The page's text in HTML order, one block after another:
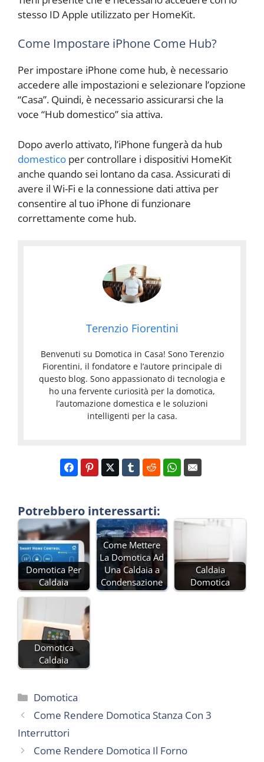
stesso ID Apple utilizzato per HomeKit.
Come Impostare iPhone Come Hub?
Per impostare iPhone come hub, è necessario
accedere alle impostazioni e selezionare l’opzione
“Casa”. Quindi, è necessario assicurarsi che la
voce “Hub domestico” sia attiva.
Dopo averlo attivato, l’iPhone fungerà da hub
domestico per controllare i dispositivi HomeKit
anche quando sei lontano da casa. Assicurati di
avere il Wi-Fi e la connessione dati attiva per
consentire al tuo iPhone di funzionare
correttamente come hub.
Terenzio Fiorentini
Benvenuti su Domotica in Casa! Sono Terenzio
Fiorentini, il fondatore e l’autore principale di
questo blog. Sono appassionato di tecnologia e
ho una fervente curiosità per la domotica,
l’automazione domestica e le soluzioni
intelligenti per la casa.
Potrebbero interessarti:
Domotica Per
Caldaia
Come Mettere
La Domotica Ad
Una Caldaia a
Condensazione
Caldaia
Domotica
Domotica
Caldaia
Categorie
Domotica
Come Rendere Domotica Stanza Con 3
Interruttori
Come Rendere Domotica Il Forno